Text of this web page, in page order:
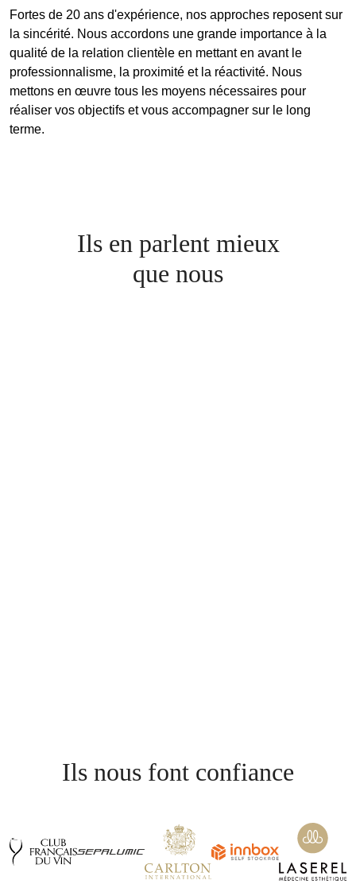
Fortes de 20 ans d'expérience, nos approches reposent sur
la sincérité. Nous accordons une grande importance à la
qualité de la relation clientèle en mettant en avant le
professionnalisme, la proximité et la réactivité. Nous
mettons en œuvre tous les moyens nécessaires pour
réaliser vos objectifs et vous accompagner sur le long
terme.
Ils en parlent mieux
que nous
Ils nous font confiance